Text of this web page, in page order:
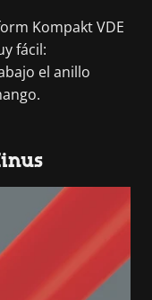
Kompakt VDE
fácil:
el anillo